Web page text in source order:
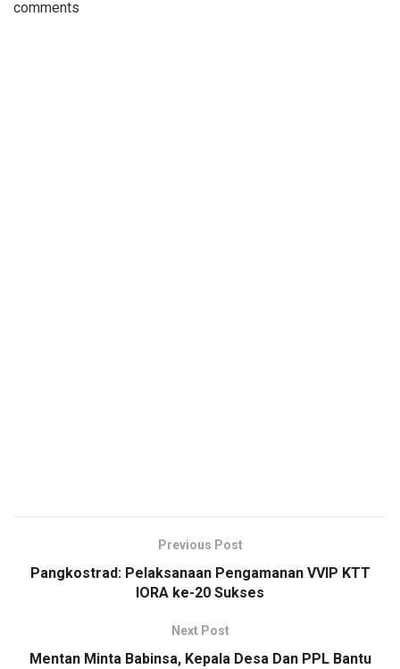
comments
Previous Post
Pangkostrad: Pelaksanaan Pengamanan VVIP KTT
IORA ke-20 Sukses
Next Post
Mentan Minta Babinsa, Kepala Desa Dan PPL Bantu